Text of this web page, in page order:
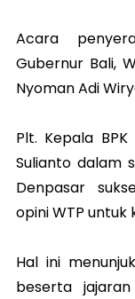
Acara
Gubernur Bali,
Nyoman Adi
Plt. Kepala
Sulianto dalam
Denpasar
opini WTP untuk
Hal ini
beserta